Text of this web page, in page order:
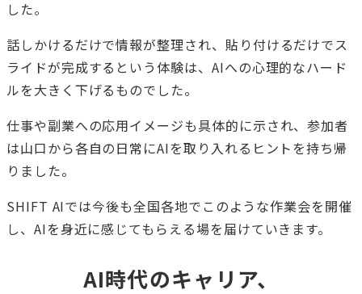
した。
話しかけるだけで情報が整理され、貼り付けるだけでス
ライドが完成するという体験は、AIへの心理的なハード
ルを大きく下げるものでした。
仕事や副業への応用イメージも具体的に示され、参加者
は山口から各自の日常にAIを取り入れるヒントを持ち帰
りました。
SHIFT AIでは今後も全国各地でこのような作業会を開催
し、AIを身近に感じてもらえる場を届けていきます。
AI時代のキャリア、